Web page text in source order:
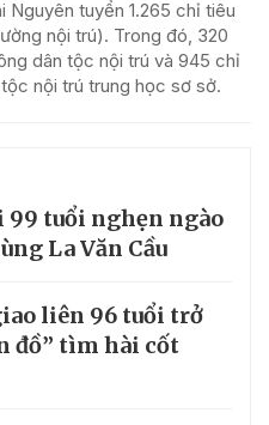
Nguyên tuyển 1.265 chỉ tiêu
nội trú). Trong đó, 320
dân tộc nội trú và 945 chỉ
nội trú trung học sơ sở.
99 tuổi nghẹn ngào
La Văn Cầu
liên 96 tuổi trở
đồ” tìm hài cốt